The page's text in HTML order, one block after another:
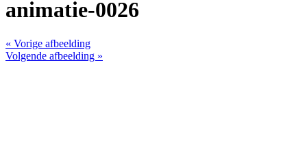
animatie-0026
« Vorige afbeelding
Volgende afbeelding »